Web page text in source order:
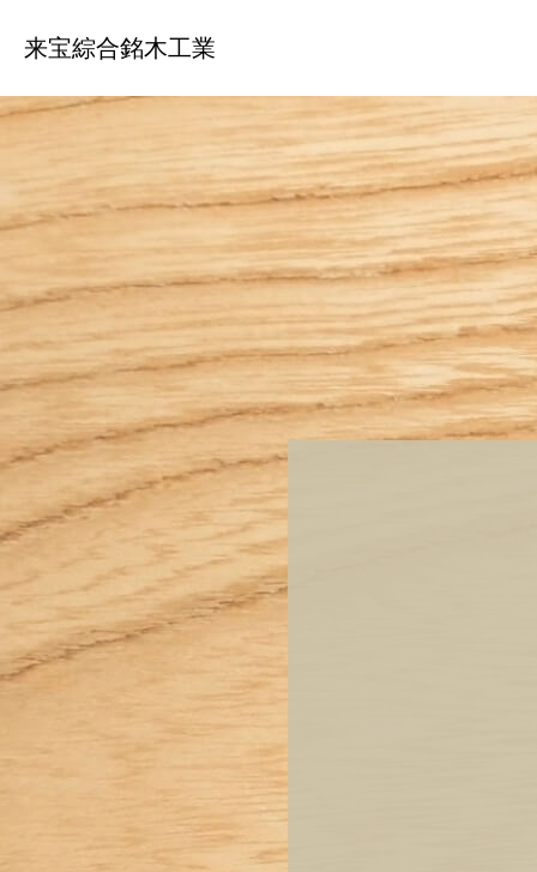
来宝綜合銘木工業